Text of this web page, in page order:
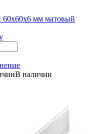
мм матовый
В наличии